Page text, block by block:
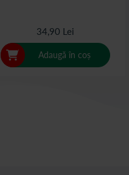
34,90 Lei
Adaugă în coș